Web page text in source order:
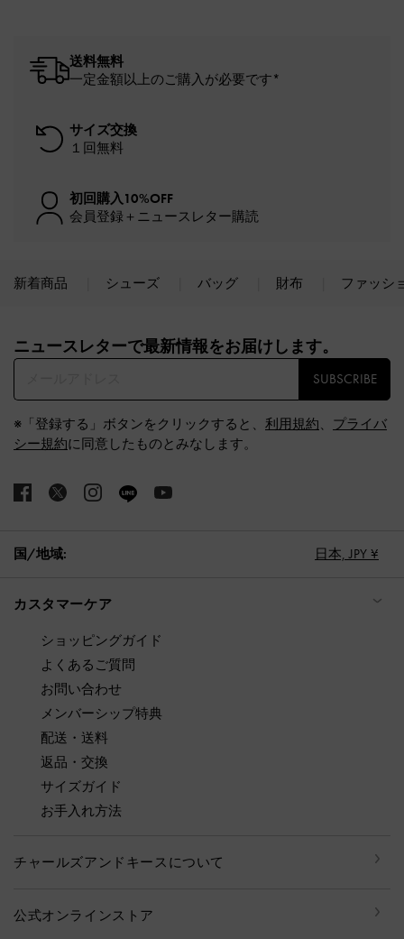
送料無料
一定金額以上のご購入が必要です*
サイズ交換
１回無料
初回購入10%OFF
会員登録＋ニュースレター購読
新着商品 シューズ バッグ 財布 ファッシ
ニュースレターで最新情報をお届けします。​
SUBSCRIBE
※「登録する」ボタンをクリックすると、 利用規約、 プライバ
シー規約に同意したものとみなします。
国/地域: 日本, JPY ¥
カスタマーケア
ショッピングガイド
よくあるご質問
お問い合わせ
メンバーシップ特典
配送・送料
返品・交換
サイズガイド
お手入れ方法
チャールズアンドキースについて
公式オンラインストア